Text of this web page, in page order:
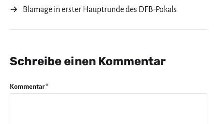
→
Blamage in erster Hauptrunde des DFB-Pokals
Schreibe einen Kommentar
Kommentar*